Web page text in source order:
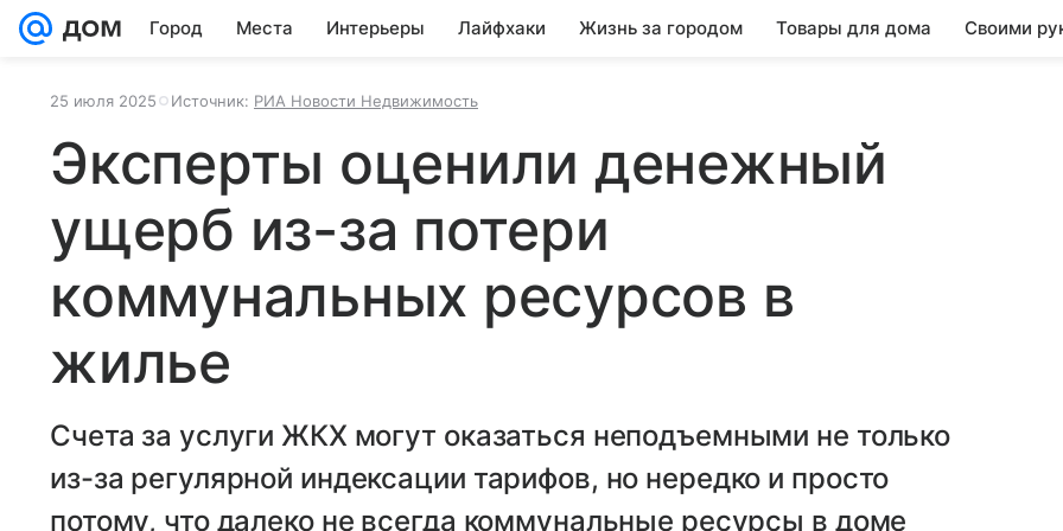
Город Места Интерьеры Лайфхаки Жизнь за городом Товары для дома Своими
25 июля 2025 Источник: РИА Новости Недвижимость
Эксперты оценили денежный
ущерб из-за потери
коммунальных ресурсов в
жилье
Счета за услуги ЖКХ могут оказаться неподъемными не только
из-за регулярной индексации тарифов, но нередко и просто
потому, что далеко не всегда коммунальные ресурсы в доме